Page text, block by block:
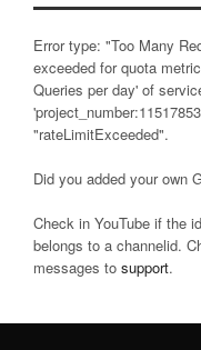
Error type: "Too Many
exceeded for quota
Queries per day' of
"rateLimitExceeded".
Did you added your own
Check in YouTube if the id
belongs to a channelid.
messages to support.